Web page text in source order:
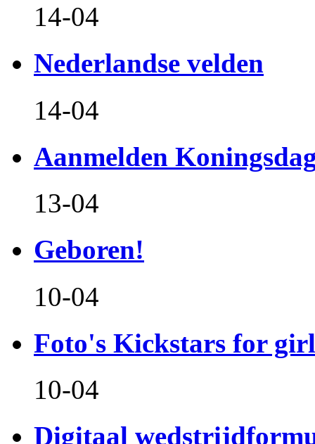
14-04
Nederlandse velden
14-04
Aanmelden
13-04
Geboren!
10-04
Foto's Kickstars for
10-04
Digitaal